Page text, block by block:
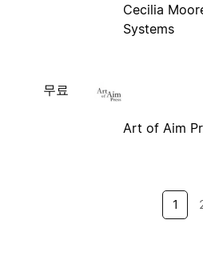
Cecilia
Systems
무료
Art of Aim
1